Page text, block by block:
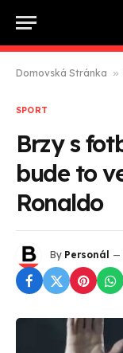
Domovská Stránka »
SPORT
Brzy s
bude to
Ronaldo
By Personál